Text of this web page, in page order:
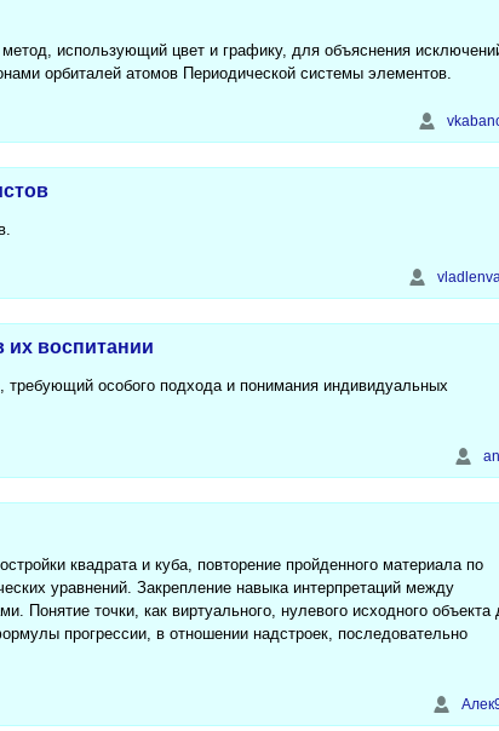
метод, использующий цвет и графику, для объяснения
орбиталей атомов Периодической системы элементов.
их воспитании
требующий особого подхода и понимания индивидуальных
квадрата и куба, повторение пройденного материала по
уравнений. Закрепление навыка интерпретаций между
Понятие точки, как виртуального, нулевого исходного объекта
прогрессии, в отношении надстроек, последовательно